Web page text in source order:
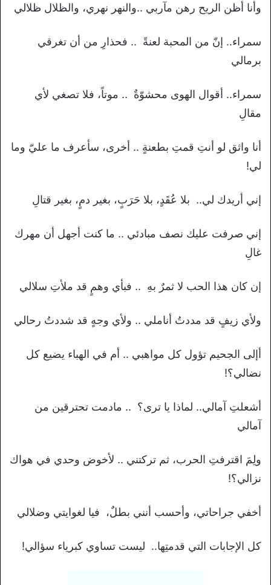
وأنا أظن الريح رهن مآربي ..والنهر نهري، والظلال ظلالي
سمراء.. إنّ من المحبة لعنةً .. فحذارِ من أن تغرقي
برمالي
سمراء.. أقوال الهوى محشوّةٌ .. موتاً، فلا تصغي لأي
مقالِ
أنا واثق لو أنتِ قمتِ بطعنةٍ .. أخرى، سأعرف ما عليّ وما
لي!
إني أريدك لي.. بلا عُقَدٍ، بلا حَرَبٍ، بغير دمٍ، بغير قتالِ
إني صرفت عليك نصف مبادئي .. ما كنت أجهل أن مهرك
غالِ
إن كان هذا الحب لا ثمرٌ بهِ .. فبأي وهمٍ قد ملأتِ سلالي
ولأي زيفٍ قد مددتُ أناملي .. ولأي وجهٍ قد شددتُ رحالي
أإلى الجحيم تؤول كل مواهبي .. أم في الهباء يضيع كل
نضالي؟!
أشعلتِ آمالي.. لماذا يا ترى؟ .. مادمت تحترقين من
آمالي
ولِمَ اقترفتِ الحرب، ثم تركتني .. لأخوض وحدي في هواك
نزالي؟!
أخفي جراحاتي، وأحسب أنني بطلٌ، فيا لغوايتي وضلالي
كل الإجابات التي قدمتِها.. ليست تساوي كبرياء سؤالي!